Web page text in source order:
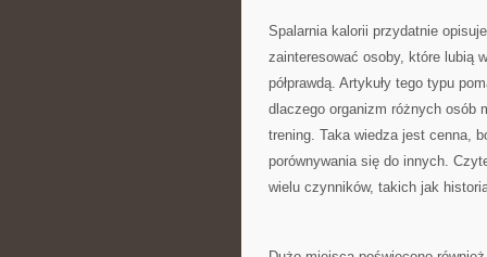
Spalarnia kalorii przydatnie
zainteresować osoby, które lubią
półprawdą. Artykuły tego typu
dlaczego organizm różnych osób
trening. Taka wiedza jest cenna,
porównywania się do innych.
wielu czynników, takich jak